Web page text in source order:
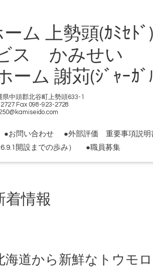
上勢頭(ｶﾐｾﾄ
ス かみせい
ム 謝苅(ｼﾞｬｰｶﾞ
中頭郡北谷町上勢頭633-1
Fax 098-923-2728
●お問い合わせ ●外部評価 重要事項説明
開設までの歩み）
●職員募集
着情報
道から新鮮なトウモ